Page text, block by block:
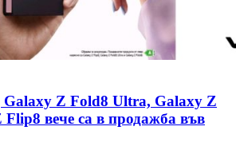
Galaxy Z Fold8 Ultra, Galaxy Z
вече са в продажба във